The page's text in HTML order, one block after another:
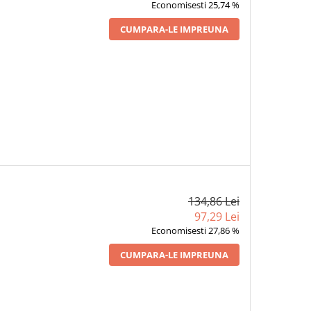
Economisesti 25,74 %
CUMPARA-LE IMPREUNA
134,86 Lei
97,29 Lei
Economisesti 27,86 %
CUMPARA-LE IMPREUNA